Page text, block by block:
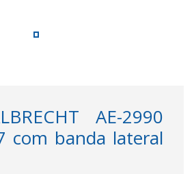
AE-2990
com banda lateral